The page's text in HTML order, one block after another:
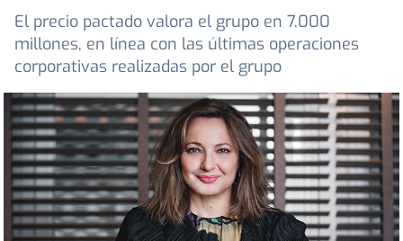
El precio pactado valora el grupo en 7.000
millones, en línea con las últimas operaciones
corporativas realizadas por el grupo